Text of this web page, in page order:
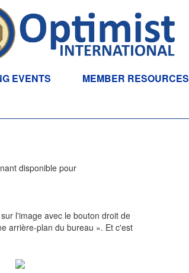
EVENTS MEMBER RESOURCES
disponible pour
l'image avec le bouton droit de
arrière-plan du bureau ». Et c'est